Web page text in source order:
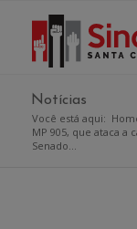
Notícias
Você está aqui:
MP 905, que ataca a
Senado...